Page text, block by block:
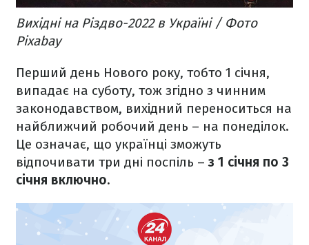
Вихідні на Різдво-2022 в Україні / Фото
Pixabay
Перший день Нового року, тобто 1 січня,
випадає на суботу, тож згідно з чинним
законодавством, вихідний переноситься на
найближчий робочий день – на понеділок.
Це означає, що українці зможуть
відпочивати три дні поспіль –з 1 січня по 3
січня включно.